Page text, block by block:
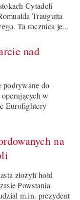
Cytadeli
Traugutta
Ta rocznica je...
nad
podrywane do
w
Eurofightery
na
złożyli hołd
Powstania
m.in. prezydent